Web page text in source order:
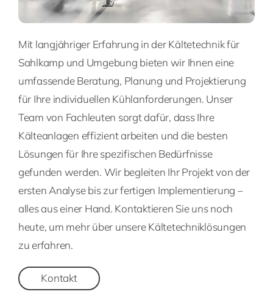
Mit langjähriger Erfahrung in der Kältetechnik für
Sahlkamp und Umgebung bieten wir Ihnen eine
umfassende Beratung, Planung und Projektierung
für Ihre individuellen Kühlanforderungen. Unser
Team von Fachleuten sorgt dafür, dass Ihre
Kälteanlagen effizient arbeiten und die besten
Lösungen für Ihre spezifischen Bedürfnisse
gefunden werden. Wir begleiten Ihr Projekt von der
ersten Analyse bis zur fertigen Implementierung –
alles aus einer Hand. Kontaktieren Sie uns noch
heute, um mehr über unsere Kältetechniklösungen
zu erfahren.
Kontakt